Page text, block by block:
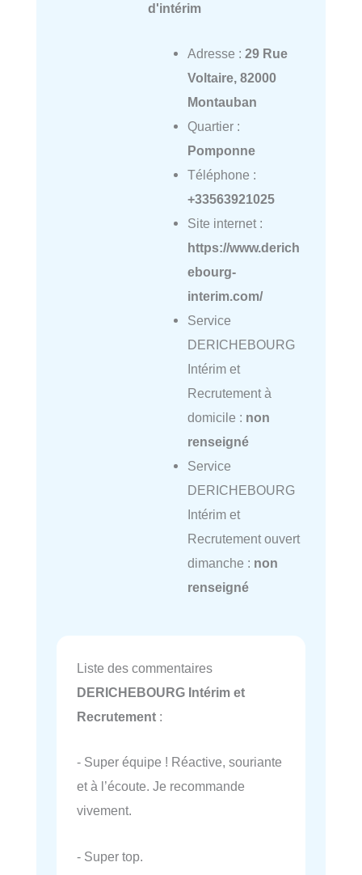
d'intérim
Adresse : 29 Rue
Voltaire, 82000
Montauban
Quartier :
Pomponne
Téléphone :
+33563921025
Site internet :
https://www.derich
ebourg-
interim.com/
Service
DERICHEBOURG
Intérim et
Recrutement à
domicile : non
renseigné
Service
DERICHEBOURG
Intérim et
Recrutement ouvert
dimanche : non
renseigné
Liste des commentaires
DERICHEBOURG Intérim et
Recrutement :
- Super équipe ! Réactive, souriante
et à l’écoute. Je recommande
vivement.
- Super top.